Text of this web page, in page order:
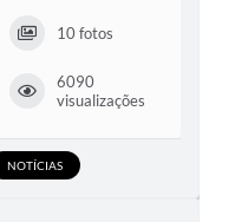
10 fotos
6090
visualizações
NOTÍCIAS